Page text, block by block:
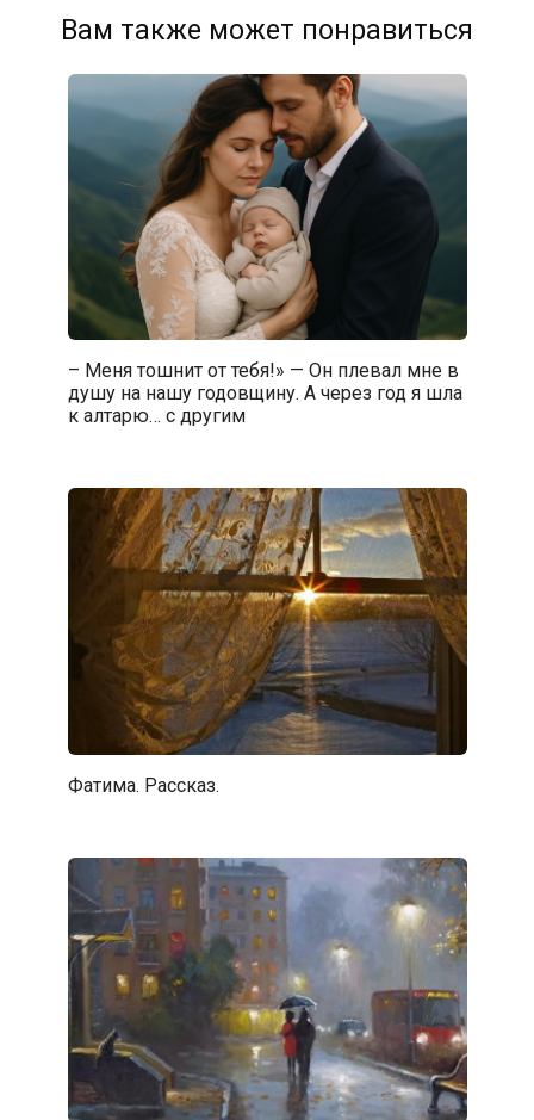
Вам также может понравиться
– Меня тошнит от тебя!» — Он плевал мне в
душу на нашу годовщину. А через год я шла
к алтарю… с другим
Фатима. Рассказ.